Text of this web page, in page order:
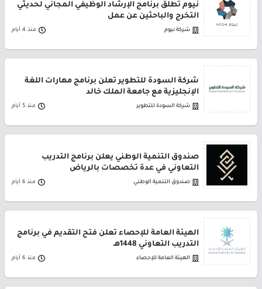
نيوم تطلق برنامج الإرشاد الوظيفي المجاني لحديثي
التخرج والباحثين عن عمل
شركة نيوم منذ 4 أيام
شركة السودة للتطوير تعلن برنامج مهارات اللغة
الإنجليزية مع جامعة الملك خالد
شركة السودة للتطوير منذ 5 أيام
صندوق التنمية الوطني يعلن برنامج التدريب
التعاوني في عدة تخصصات بالرياض
صندوق التنمية الوطني منذ 6 أيام
الهيئة العامة للإحصاء تعلن فتح التقديم في برنامج
التدريب التعاوني 1448هـ
الهيئة العامة للإحصاء منذ 6 أيام